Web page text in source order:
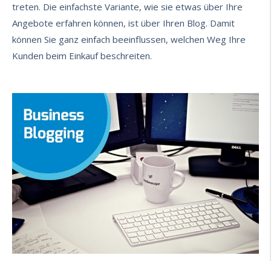
treten. Die einfachste Variante, wie sie etwas über Ihre
Angebote erfahren können, ist über Ihren Blog. Damit
können Sie ganz einfach beeinflussen, welchen Weg Ihre
Kunden beim Einkauf beschreiten.